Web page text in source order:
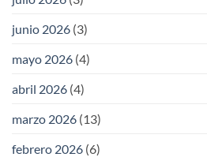
junio 2026 (3)
mayo 2026 (4)
abril 2026 (4)
marzo 2026 (13)
febrero 2026 (6)